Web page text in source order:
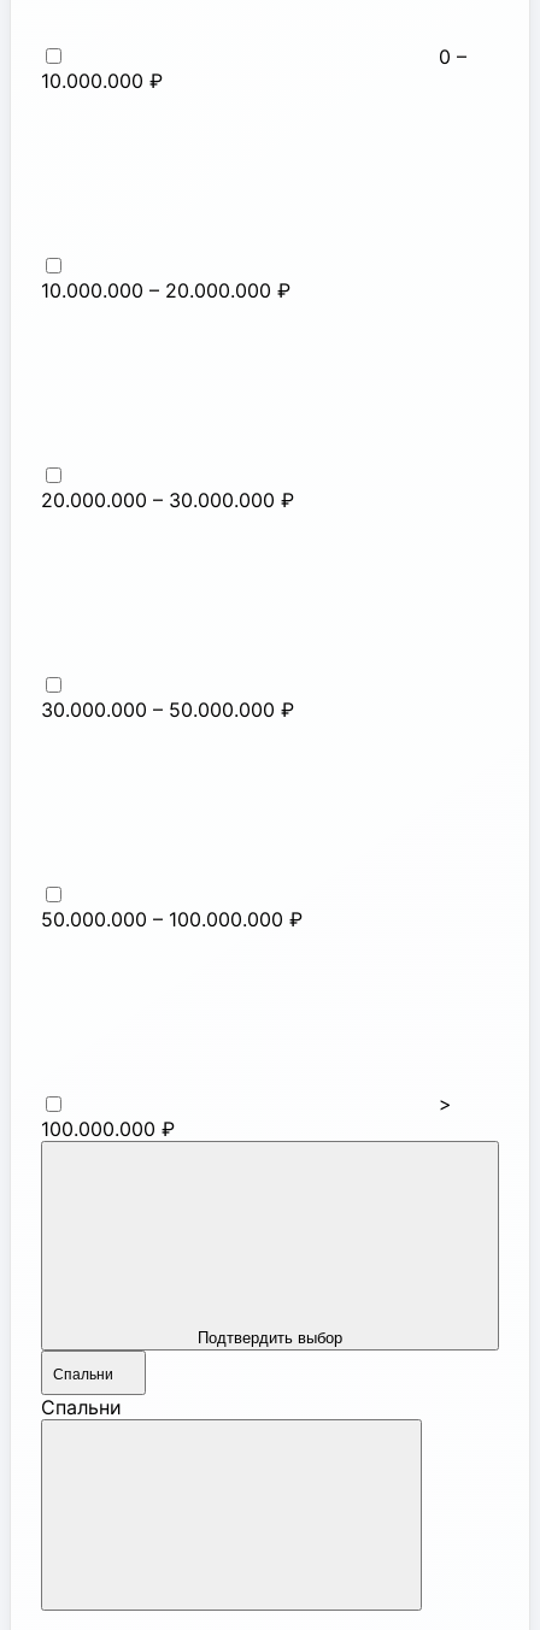
0 –
10.000.000 ₽
10.000.000 – 20.000.000 ₽
20.000.000 – 30.000.000 ₽
30.000.000 – 50.000.000 ₽
50.000.000 – 100.000.000 ₽
>
100.000.000 ₽
Подтвердить выбор
Спальни
Спальни